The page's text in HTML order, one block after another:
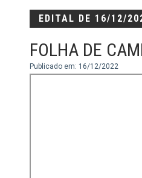
EDITAL DE 16/12/
FOLHA DE
Publicado em: 16/12/2022